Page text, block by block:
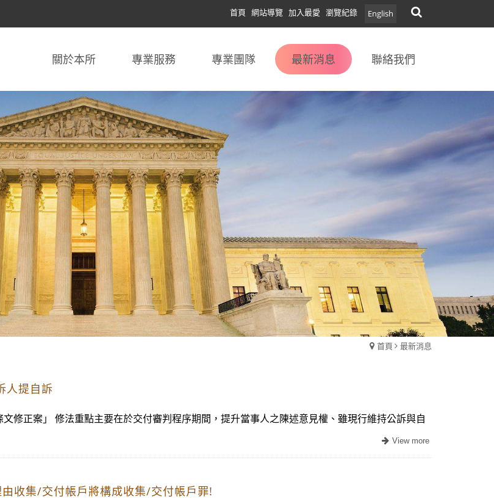
首頁 網站導覽 加入最愛 English
瀏覽紀錄
關於本所 專業服務 專業團隊 最新消息 聯絡我們
首頁 最新消息
人提自訴
修正案」 修法重點主要在於交付審判程序期間，提升當事人之陳述意見權、雖現行維持公訴與自
收集/交付帳戶將構成收集/交付帳戶罪!